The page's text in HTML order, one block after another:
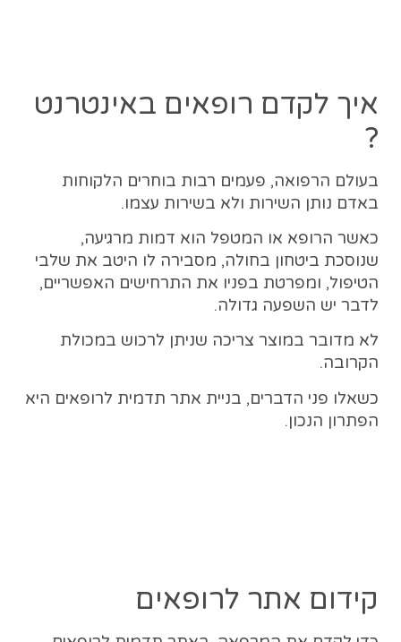
איך לקדם רופאים באינטרנט
?
בעולם הרפואה, פעמים רבות בוחרים הלקוחות
באדם נותן השירות ולא בשירות עצמו.
כאשר הרופא או המטפל הוא דמות מרגיעה,
שנוסכת ביטחון בחולה, מסבירה לו היטב את שלבי
הטיפול, ומפרטת בפניו את התרחישים האפשריים,
לדבר יש השפעה גדולה.
לא מדובר במוצר צריכה שניתן לרכוש במכולת
הקרובה.
כשאלו פני הדברים, בניית אתר תדמית לרופאים היא
הפתרון הנכון.
קידום אתר לרופאים